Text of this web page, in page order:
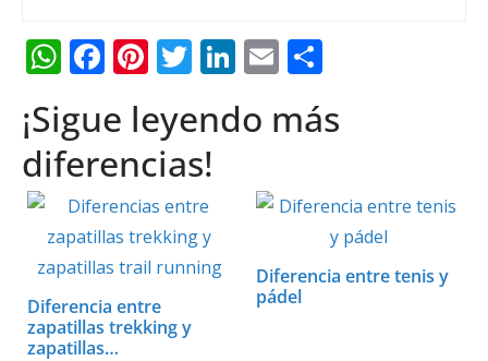
W
at
s
A
p
p
F
e
b
o
o
k
Pi
er
e
st
T
itt
er
Li
k
dI
E
ai m
ar
ti
r
¡Sigue leyendo más
diferencias!
Diferencia entre
zapatillas trekking y
zapatillas…
Diferencia entre tenis y
pádel